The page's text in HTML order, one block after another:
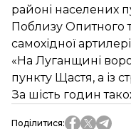
районі населених
Поблизу Опитного
самохідної
«На Луганщині
пункту Щастя, а із
За шість годин
Поділитися: